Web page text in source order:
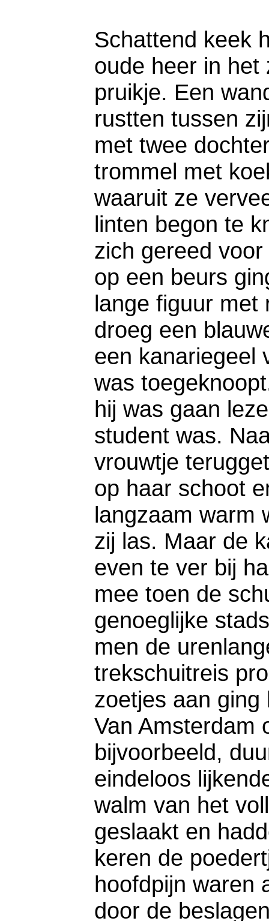
Schattend keek
oude heer in het
pruikje. Een
rustten tussen
met twee
trommel met
waaruit ze
linten begon te
zich gereed
op een beurs
lange figuur met
droeg een
een kanariegeel
was
hij was gaan
student was.
vrouwtje
op haar schoot
langzaam warm
zij las. Maar de
even te ver bij
mee toen de
genoeglijke
men de
trekschuitreis
zoetjes aan
Van Amsterdam
bijvoorbeeld,
eindeloos
walm van het
geslaakt en
keren de
hoofdpijn waren
door de